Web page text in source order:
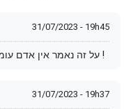
31/07/2023 - 19h45
על זה נאמר אין אדם עומד על דעת רבו עד ארבעים שנה (ע"ז ה:) !
31/07/2023 - 19h37